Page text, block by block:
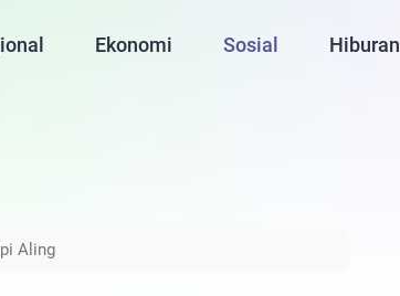
Ekonomi Sosial Hiburan
Aling